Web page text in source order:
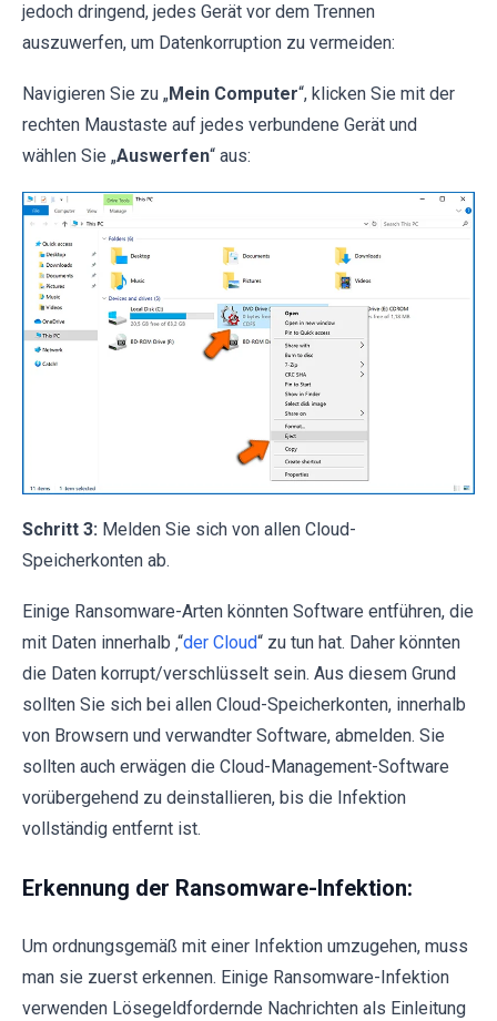
jedoch dringend, jedes Gerät vor dem Trennen
auszuwerfen, um Datenkorruption zu vermeiden:
Navigieren Sie zu „Mein Computer“, klicken Sie mit der
rechten Maustaste auf jedes verbundene Gerät und
wählen Sie „Auswerfen“ aus:
Schritt 3: Melden Sie sich von allen Cloud-
Speicherkonten ab.
Einige Ransomware-Arten könnten Software entführen, die
mit Daten innerhalb ‚“der Cloud“ zu tun hat. Daher könnten
die Daten korrupt/verschlüsselt sein. Aus diesem Grund
sollten Sie sich bei allen Cloud-Speicherkonten, innerhalb
von Browsern und verwandter Software, abmelden. Sie
sollten auch erwägen die Cloud-Management-Software
vorübergehend zu deinstallieren, bis die Infektion
vollständig entfernt ist.
Erkennung der Ransomware-Infektion:
Um ordnungsgemäß mit einer Infektion umzugehen, muss
man sie zuerst erkennen. Einige Ransomware-Infektion
verwenden Lösegeldfordernde Nachrichten als Einleitung